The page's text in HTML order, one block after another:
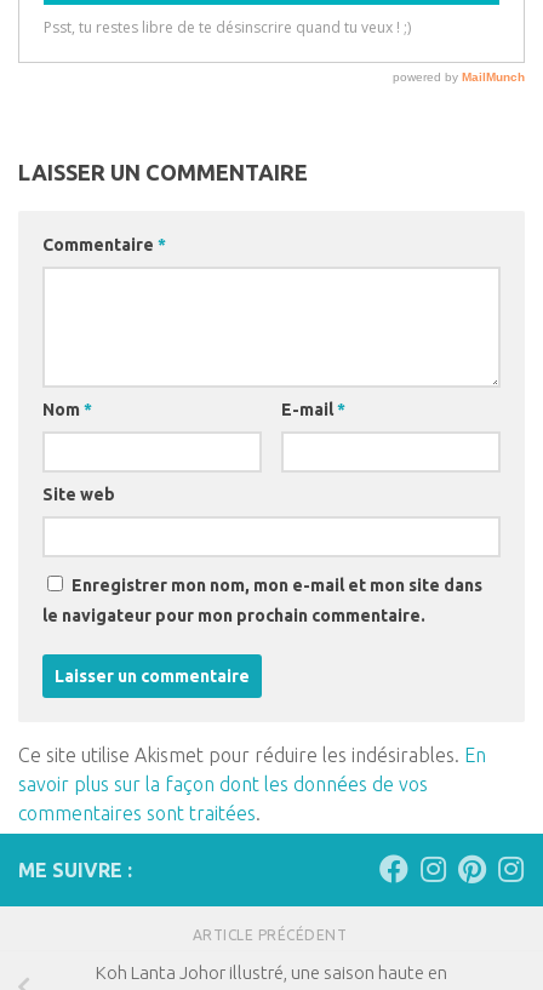
LAISSER UN COMMENTAIRE
Commentaire *
Nom * E-mail*
Site web
Enregistrer mon nom, mon e-mail et mon site dans
le navigateur pour mon prochain commentaire.
Ce site utilise Akismet pour réduire les indésirables. En
savoir plus sur la façon dont les données de vos
commentaires sont traitées.
ME SUIVRE :
ARTICLE PRÉCÉDENT
Koh Lanta Johor illustré, une saison haute en